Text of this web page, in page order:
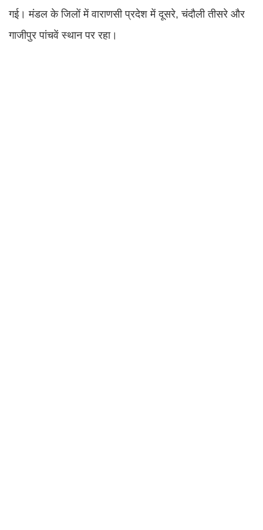
गई। मंडल के जिलों में वाराणसी प्रदेश में दूसरे, चंदौली तीसरे और
गाजीपुर पांचवें स्थान पर रहा।